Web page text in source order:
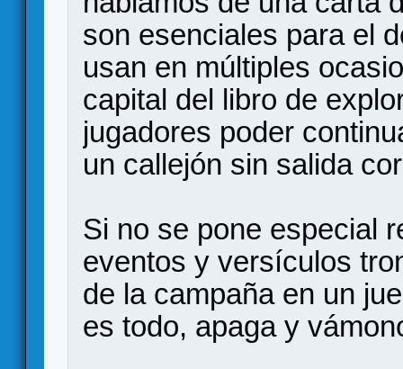
son esenciales para el
usan en múltiples
capital del libro de
jugadores poder
un callejón sin salida
Si no se pone especial
eventos y versículos
de la campaña en un
es todo, apaga y